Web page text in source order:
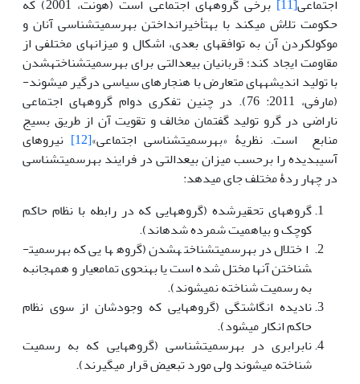
اجتماعی[11]
برخی گروه­های اجتماعی است (هونت، 2001) که
حکومت تلاش می­کند با به‏تأخیرانداختن به‏رسمیت‏شناسی آنان و
موکول‏کردن آن به توافق­های بعدی، اشکال و میزان­های مختلفی از
مقاومت ایجاد ­کند؛ قربانیان بی­عدالتی برای به­رسمیت‏شناخته‏شدن
با تولید اندیشه­های متعارض با هنجارهای سیاسی درگیر می­شوند­
(مارفی، 2011: 76). در چنین تفکری دوام گروه­های اجتماعی
ناراضی در گرو تولید گفتمان مخالف و تقویت آن از طریق بسیج
منابع است. نظریۀ «به‏رسمیت‏شناسی اجتماعی»[12]
نیروهای
آسیب­دیده را برحسب میزان بی­عدالتی در فرایند به­رسمیت‏شناسی
در چهار ردۀ مختلف جای می­دهد:
گروه­های تحقیرشده (گروه­هایی که در رابطه با نظام حاکم
کوچک و بی­ا­همیت شمرده شده­اند).
اختلال در به­رسمیت‏شناخته‏شدن (گروه­هایی که به‏رسمیت­
شناختن آن­ها مختل شده است یا به­نحوی تمام‏عیار و همه‏جانبه
به ­رسمیت ­شناخته نمی­شوند).
نادیده انگاشتگی (گروه­هایی که وجودشان از سوی نظام
حاکم انکار می­شود).
نابرابری در به­رسمیت‏شناسی (گروه­هایی که به ­رسمیت
شناخته می­شوند ولی مورد تبعیض قرار می­گیرند).